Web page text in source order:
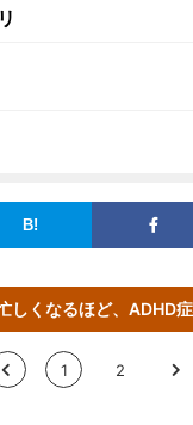
しくなるほど、ADHD
< 1 2 >